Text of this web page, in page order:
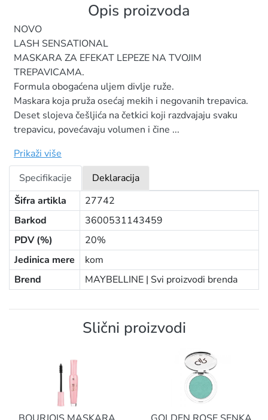
Opis proizvoda
NOVO
LASH SENSATIONAL
MASKARA ZA EFEKAT LEPEZE NA TVOJIM
TREPAVICAMA.
Formula obogaćena uljem divlje ruže.
Maskara koja pruža osećaj mekih i negovanih trepavica.
Deset slojeva češljića na četkici koji razdvajaju svaku
trepavicu, povećavaju volumen i čine ...
Prikaži više
Specifikacije
Deklaracija
Šifra artikla
27742
Barkod
3600531143459
PDV (%)
20%
Jedinica mere
kom
Brend
MAYBELLINE | Svi proizvodi brenda
Slični proizvodi